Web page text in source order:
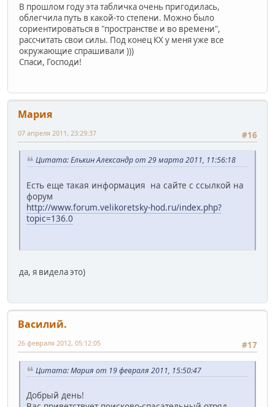
В прошлом году эта табличка очень пригодилась,
облегчила путь в какой-то степени. Можно было
сориентироваться в "пространстве и во времени",
рассчитать свои силы. Под конец КХ у меня уже все
окружающие спрашивали )))
Спаси, Господи!
Mария
#16
07 апреля 2011, 23:29:37
Цитата: Елькин Александр от 29 марта 2011, 11:56:18
Есть еще такая информация на сайте с ссылкой на
форум
http://www.forum.velikoretsky-hod.ru/index.php?
topic=136.0
да, я видела это)
Василий.
#17
26 февраля 2012, 05:12:05
Цитата: Mария от 19 февраля 2011, 15:50:47
Добрый день!